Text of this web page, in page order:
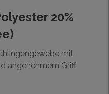
20%
mit
angenehmem Griff.